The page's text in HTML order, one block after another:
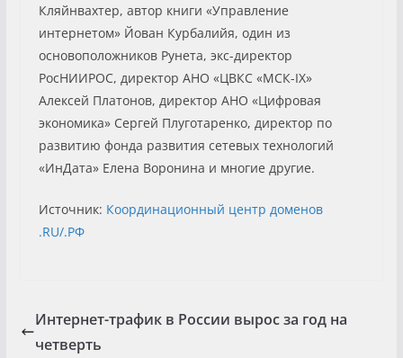
Кляйнвахтер, автор книги «Управление
интернетом» Йован Курбалийя, один из
основоположников Рунета, экс-директор
РосНИИРОС, директор АНО «ЦВКС «МСК-IX»
Алексей Платонов, директор АНО «Цифровая
экономика» Сергей Плуготаренко, директор по
развитию фонда развития сетевых технологий
«ИнДата» Елена Воронина и многие другие.
Источник: Координационный центр доменов
.RU/.РФ
Интернет-трафик в России вырос за год на
четверть